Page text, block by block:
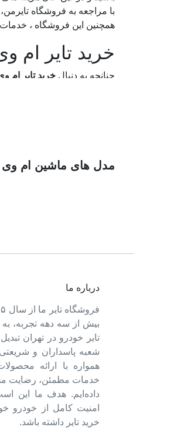
با مراجعه به فروشگاه
همچنین این فروشگاه ، خدمات
خرید تایر ام
چنانچه به دنبال خرید تایر ام
این مرکز با دقت در کیفیت
مدل های ماشین ام وی
درباره ما
بیش از سه دهه تجربه،
تایر خودرو در تهران
شعبه پاسداران و
همواره با ارائه
خدمات مطمئن، رضایت
داده‌ایم. هدف ما این
امنیت کامل از خودرو
خرید تایر داشته باشد.